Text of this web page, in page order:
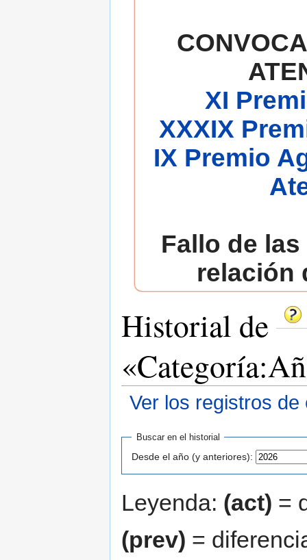
XI
XXXIX
IX Premio
Fallo de
relación
Historial de
Ver los registros de
Buscar en el historial
Desde el año (y anteriores):
Leyenda: (act) =
(prev) =